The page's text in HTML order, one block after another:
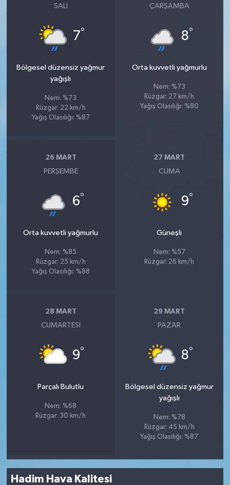
SALI
7°
Bölgesel düzensiz yağmur
yağışlı
Nem: %73
Rüzgar: 22 km/h
Yağış Olasılığı: %87
ÇARŞAMBA
8°
Orta kuvvetli yağmurlu
Nem: %73
Rüzgar: 27 km/h
Yağış Olasılığı: %80
26 MART
PERŞEMBE
6°
Orta kuvvetli yağmurlu
Nem: %85
Rüzgar: 25 km/h
Yağış Olasılığı: %88
27 MART
CUMA
9°
Güneşli
Nem: %57
Rüzgar: 26 km/h
28 MART
CUMARTESI
9°
Parçalı Bulutlu
Nem: %68
Rüzgar: 30 km/h
29 MART
PAZAR
8°
Bölgesel düzensiz yağmur
yağışlı
Nem: %78
Rüzgar: 45 km/h
Yağış Olasılığı: %87
Hadim Hava Kalitesi